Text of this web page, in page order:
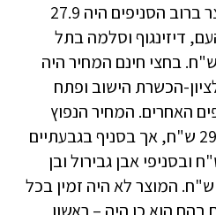
ברשת ויקטורי המיר למוצר ברוב הסניפים היה 27.9
דיזינגוף וסלמה בתל
אביב בהם הוא היה 29.9 ש"ח. בחצי חינם המחיר היה
לציון-הכשרת הישוב ופתח
בסניפים האחרים. המחיר הנפוץ
ברשתות טיב טעם היה 29.9 ש"ח, אך בסניף בגבעתיים
את המוצר ב-33 ש"ח ובסניפי אבן גבירול ובן
יהודה בתל אביב ב-34.9 ש"ח. המוצר לא היה זמין בכל